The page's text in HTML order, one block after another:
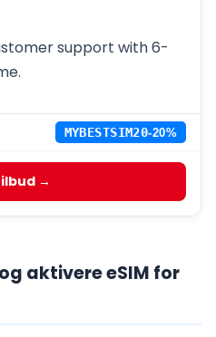
support with 6-
MYBESTSIM20-20%
→
aktivere eSIM for